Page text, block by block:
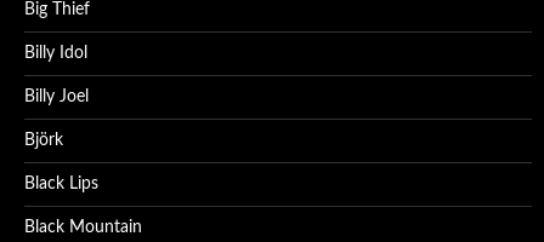
Big Thief
Billy Idol
Billy Joel
Björk
Black Lips
Black Mountain